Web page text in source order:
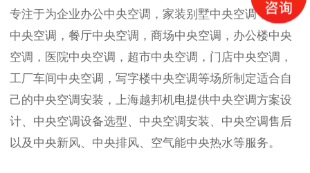
专注于为企业办公中央空调，家装别墅中央空调，酒店
中央空调，餐厅中央空调，商场中央空调，办公楼中央
空调，医院中央空调，超市中央空调，门店中央空调，
工厂车间中央空调，写字楼中央空调等场所制定适合自
己的中央空调安装，上海越邦机电提供中央空调方案设
计、中央空调设备选型、中央空调安装、中央空调售后
以及中央新风、中央排风、空气能中央热水等服务。